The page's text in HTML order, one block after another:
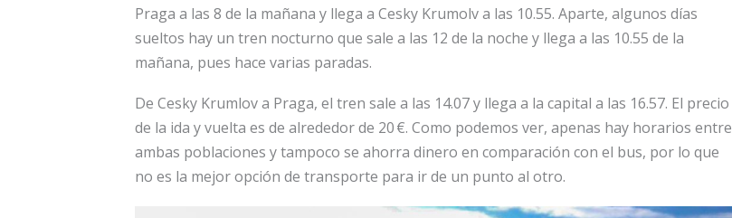
Praga a las 8 de la mañana y llega a Cesky Krumolv a las 10.55. Aparte, algunos días
sueltos hay un tren nocturno que sale a las 12 de la noche y llega a las 10.55 de la
mañana, pues hace varias paradas.
De Cesky Krumlov a Praga, el tren sale a las 14.07 y llega a la capital a las 16.57. El precio
de la ida y vuelta es de alrededor de 20 €. Como podemos ver, apenas hay horarios entre
ambas poblaciones y tampoco se ahorra dinero en comparación con el bus, por lo que
no es la mejor opción de transporte para ir de un punto al otro.